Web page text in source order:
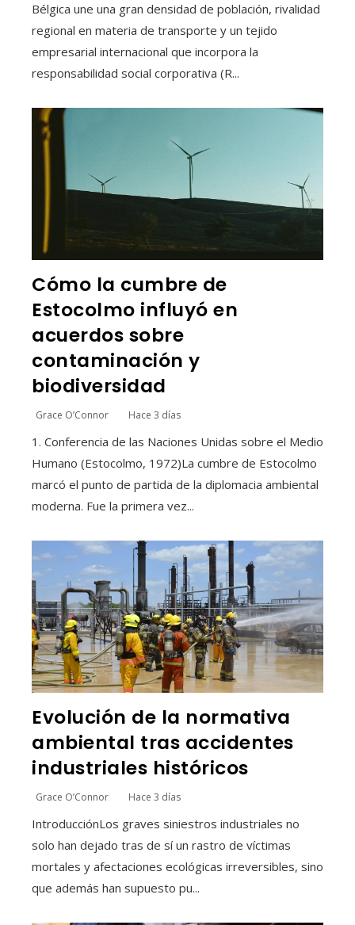
Bélgica une una gran densidad de población, rivalidad
regional en materia de transporte y un tejido
empresarial internacional que incorpora la
responsabilidad social corporativa (R...
Cómo la cumbre de
Estocolmo influyó en
acuerdos sobre
contaminación y
biodiversidad
Grace O’Connor Hace 3 días
1. Conferencia de las Naciones Unidas sobre el Medio
Humano (Estocolmo, 1972)La cumbre de Estocolmo
marcó el punto de partida de la diplomacia ambiental
moderna. Fue la primera vez...
Evolución de la normativa
ambiental tras accidentes
industriales históricos
Grace O’Connor Hace 3 días
IntroducciónLos graves siniestros industriales no
solo han dejado tras de sí un rastro de víctimas
mortales y afectaciones ecológicas irreversibles, sino
que además han supuesto pu...